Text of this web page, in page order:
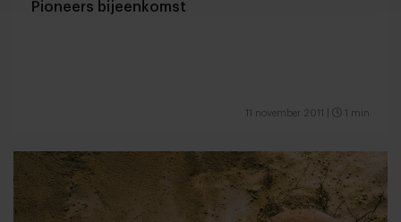
Pioneers bijeenkomst
11 november 2011 1 min